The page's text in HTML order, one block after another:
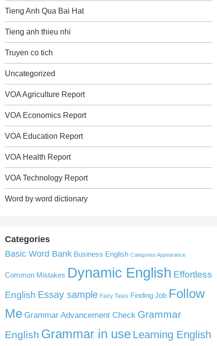
Tieng Anh Qua Bai Hat
Tieng anh thieu nhi
Truyen co tich
Uncategorized
VOA Agriculture Report
VOA Economics Report
VOA Education Report
VOA Health Report
VOA Technology Report
Word by word dictionary
Categories
Basic Word Bank Business English Categories Appearance
Common Mistakes Dynamic English Effortless
English Essay sample Fairy Tales Finding Job Follow
Me Grammar Advancement Check Grammar
English Grammar in use Learning English